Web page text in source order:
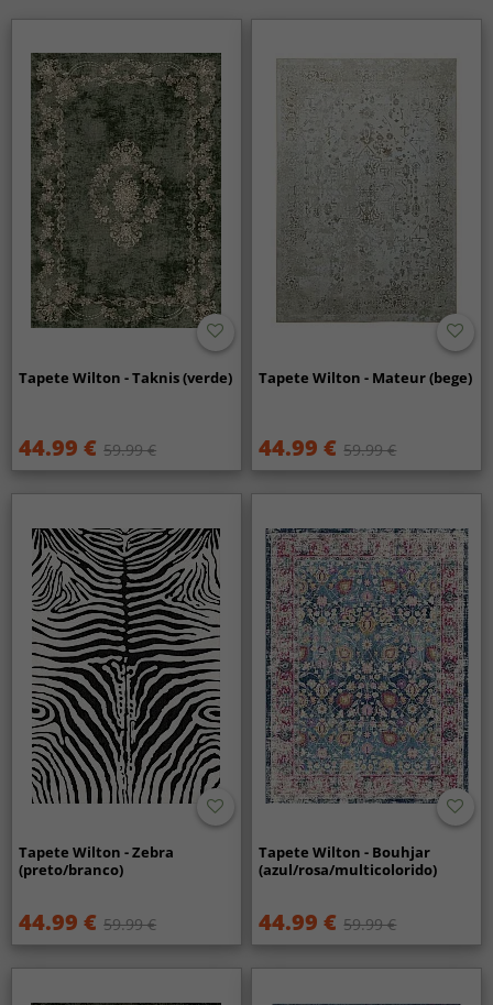
Tapete Wilton - Taknis (verde)
44.99 € 59.99 €
Tapete Wilton - Mateur (bege)
44.99 € 59.99 €
Tapete Wilton - Zebra
(preto/branco)
44.99 € 59.99 €
Tapete Wilton - Bouhjar
(azul/rosa/multicolorido)
44.99 € 59.99 €